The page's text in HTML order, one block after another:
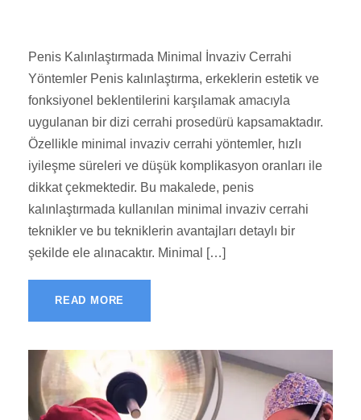
Penis Kalınlaştırmada Minimal İnvaziv Cerrahi
Yöntemler Penis kalınlaştırma, erkeklerin estetik ve
fonksiyonel beklentilerini karşılamak amacıyla
uygulanan bir dizi cerrahi prosedürü kapsamaktadır.
Özellikle minimal invaziv cerrahi yöntemler, hızlı
iyileşme süreleri ve düşük komplikasyon oranları ile
dikkat çekmektedir. Bu makalede, penis
kalınlaştırmada kullanılan minimal invaziv cerrahi
teknikler ve bu tekniklerin avantajları detaylı bir
şekilde ele alınacaktır. Minimal […]
READ MORE